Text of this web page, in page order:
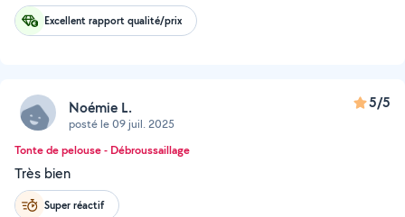
Excellent rapport qualité/prix
Noémie L.
posté le 09 juil. 2025
5/5
Tonte de pelouse - Débroussaillage
Très bien
Super réactif